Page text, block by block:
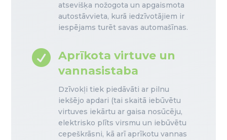
atsevišķa nožogota un apgaismota
autostāvvieta, kurā iedzīvotājiem ir
iespējams turēt savas automašīnas.
 Aprīkota virtuve un
vannasistaba
Dzīvokļi tiek piedāvāti ar pilnu
iekšējo apdari (tai skaitā iebūvētu
virtuves iekārtu ar gaisa nosūcēju,
elektrisko plīts virsmu un iebūvētu
cepeškrāsni, kā arī aprīkotu vannas